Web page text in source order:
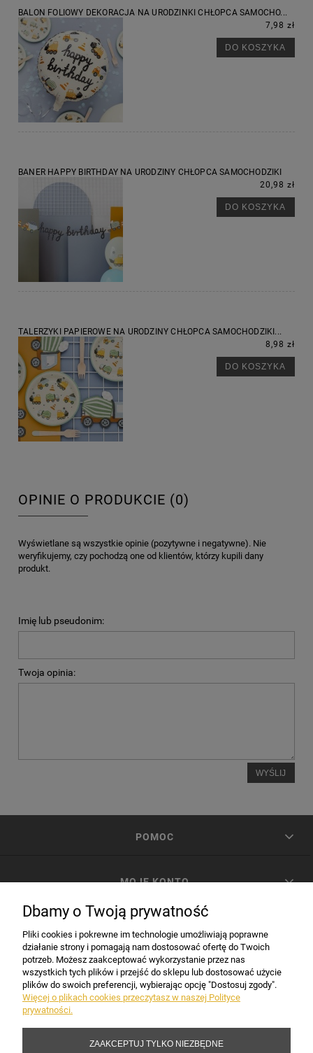
BALON FOLIOWY DEKORACJA NA URODZINKI CHŁOPCA SAMOCHO...
7,98 zł
DO KOSZYKA
BANER HAPPY BIRTHDAY NA URODZINY CHŁOPCA SAMOCHODZIKI
20,98 zł
DO KOSZYKA
TALERZYKI PAPIEROWE NA URODZINY CHŁOPCA SAMOCHODZIKI...
8,98 zł
DO KOSZYKA
OPINIE O PRODUKCIE (0)
Wyświetlane są wszystkie opinie (pozytywne i negatywne). Nie
weryfikujemy, czy pochodzą one od klientów, którzy kupili dany
produkt.
Imię lub pseudonim:
Twoja opinia:
WYŚLIJ
POMOC
MOJE KONTO
INFORMACJE
Dbamy o Twoją prywatność
Pliki cookies i pokrewne im technologie umożliwiają poprawne
działanie strony i pomagają nam dostosować ofertę do Twoich
potrzeb. Możesz zaakceptować wykorzystanie przez nas
wszystkich tych plików i przejść do sklepu lub dostosować użycie
plików do swoich preferencji, wybierając opcję "Dostosuj zgody".
Więcej o plikach cookies przeczytasz w naszej Polityce
prywatności.
ZAAKCEPTUJ TYLKO NIEZBĘDNE